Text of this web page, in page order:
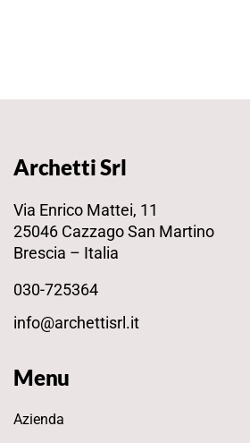
Archetti Srl
Via Enrico Mattei, 11
25046 Cazzago San Martino
Brescia – Italia
030-725364
info@archettisrl.it
Menu
Azienda